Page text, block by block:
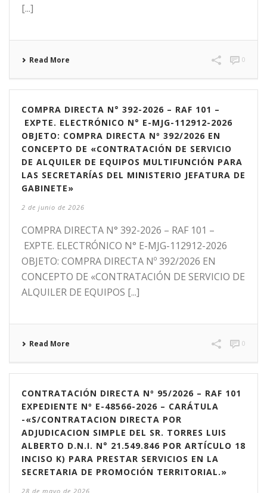
[...]
Read More 0
COMPRA DIRECTA N° 392-2026 – RAF 101 –
EXPTE. ELECTRÓNICO N° E-MJG-112912-2026
OBJETO: COMPRA DIRECTA Nº 392/2026 EN
CONCEPTO DE «CONTRATACIÓN DE SERVICIO
DE ALQUILER DE EQUIPOS MULTIFUNCIÓN PARA
LAS SECRETARÍAS DEL MINISTERIO JEFATURA DE
GABINETE»
2 de junio de 2026
COMPRA DIRECTA N° 392-2026 – RAF 101 –
EXPTE. ELECTRÓNICO N° E-MJG-112912-2026
OBJETO: COMPRA DIRECTA Nº 392/2026 EN
CONCEPTO DE «CONTRATACIÓN DE SERVICIO DE
ALQUILER DE EQUIPOS [...]
Read More 0
CONTRATACIÓN DIRECTA Nº 95/2026 – RAF 101
EXPEDIENTE Nº E-48566-2026 – CARÁTULA
-«S/CONTRATACION DIRECTA POR
ADJUDICACION SIMPLE DEL SR. TORRES LUIS
ALBERTO D.N.I. N° 21.549.846 POR ARTÍCULO 18
INCISO K) PARA PRESTAR SERVICIOS EN LA
SECRETARIA DE PROMOCIÓN TERRITORIAL.»
28 de mayo de 2026